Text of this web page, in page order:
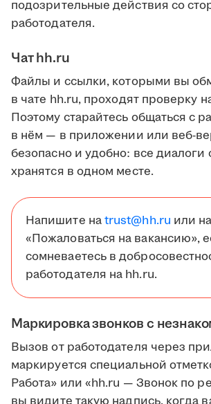
подозрительные действия со
работодателя.
Чат hh.ru
Файлы и ссылки, которыми вы
в чате hh.ru, проходят проверку
Поэтому старайтесь общаться с
в нём — в приложении или веб-
безопасно и удобно: все диалоги
хранятся в одном месте.
Напишите наtrust@hh.ru или
«Пожаловаться на вакансию»,
сомневаетесь в
работодателя на hh.ru.
Маркировка звонков с
Вызов от работодателя через
маркируется специальной
Работа» или «hh.ru — Звонок по